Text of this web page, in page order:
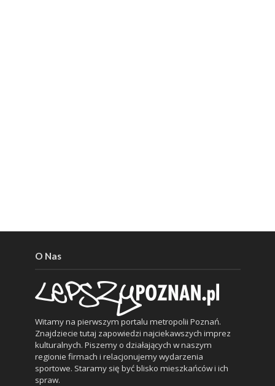
O Nas
Witamy na pierwszym portalu metropolii Poznań.
Znajdziecie tutaj zapowiedzi najciekawszych imprez
kulturalnych. Piszemy o działających w naszym
regionie firmach i relacjonujemy wydarzenia
sportowe. Staramy się być blisko mieszkańców i ich
spraw.